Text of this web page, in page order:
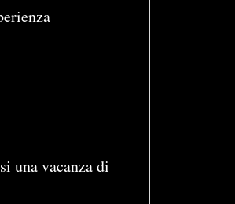
una vacanza di